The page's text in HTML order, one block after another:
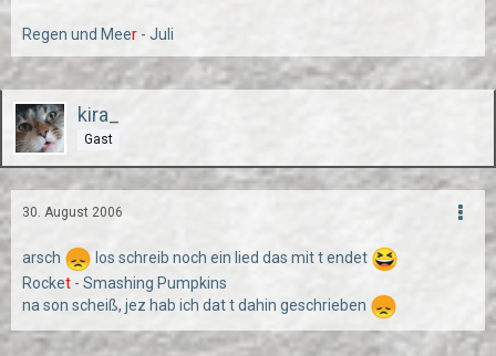
Regen und Meer - Juli
kira_
Gast
30. August 2006
arsch
los schreib noch ein lied das mit t endet
Rocket - Smashing Pumpkins
na son scheiß, jez hab ich dat t dahin geschrieben